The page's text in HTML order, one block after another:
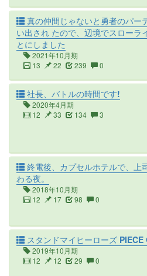
真の仲間じゃないと勇者のパー
い出され たので、辺境でスローラ
とにしました
2021年10月期
13
22 239 0
社長、バトルの時間です!
2020年4月期
12
33 134 3
終電後、カプセルホテルで、上
わる夜。
2018年10月期
12
17 98 0
スタンドマイヒーローズ
2019年10月期
12
12 29 0